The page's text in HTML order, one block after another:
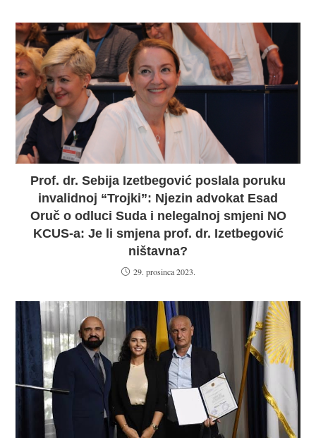
Prof. dr. Sebija Izetbegović poslala poruku
invalidnoj “Trojki”: Njezin advokat Esad
Oruč o odluci Suda i nelegalnoj smjeni NO
KCUS-a: Je li smjena prof. dr. Izetbegović
ništavna?
29. prosinca 2023.